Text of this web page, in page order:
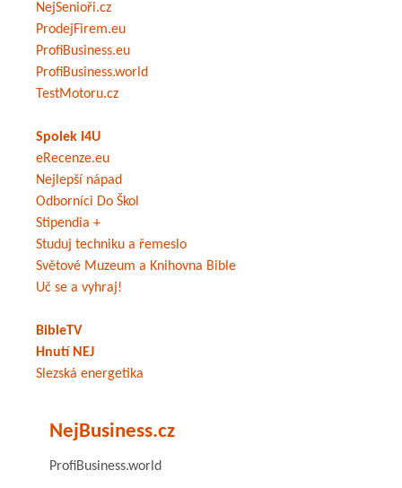
NejSenioři.cz
ProdejFirem.eu
ProfiBusiness.eu
ProfiBusiness.world
TestMotoru.cz
Spolek I4U
eRecenze.eu
Nejlepší nápad
Odborníci Do Škol
Stipendia +
Studuj techniku a řemeslo
Světové Muzeum a Knihovna Bible
Uč se a vyhraj!
BibleTV
Hnutí NEJ
Slezská energetika
NejBusiness.cz
ProfiBusiness.world